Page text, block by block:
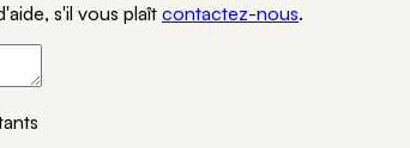
s'il vous plaît contactez-nous.